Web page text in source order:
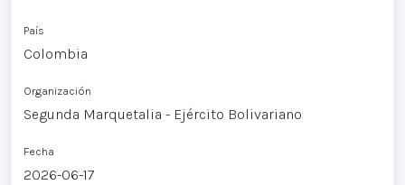
País
Colombia
Organización
Segunda Marquetalia - Ejército Bolivariano
Fecha
2026-06-17